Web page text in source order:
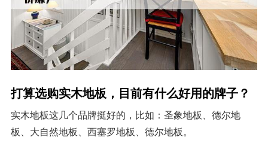
打算选购实木地板，目前有什么好用的牌子？
实木地板这几个品牌挺好的，比如：圣象地板、德尔地
板、大自然地板、西塞罗地板、德尔地板。